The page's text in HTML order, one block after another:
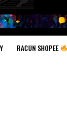
RACUN SHOPEE